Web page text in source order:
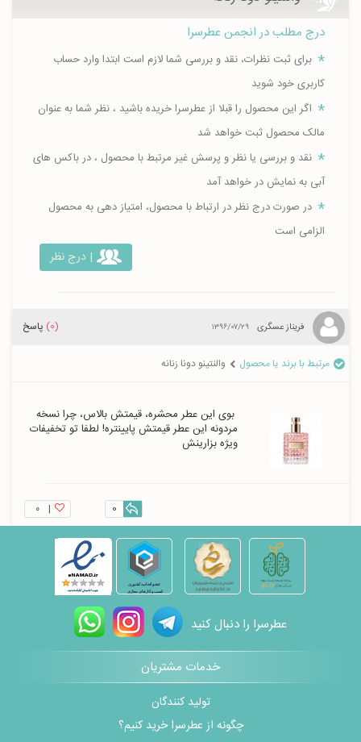
درج مطلب در انجمن عطرسرا
برای ثبت نظرات، نقد و بررسی شما لازم است ابتدا وارد حساب
کاربری خود شوید
اگر این محصول را قبلا از عطرسرا خریده باشید ، نظر شما به عنوان
مالک محصول ثبت خواهد شد
نقد و بررسی یا نظر و پرسش غیر مرتبط با محصول ، در باکس های
آبی به نمایش در خواهد آمد
در صورت درج نظر در ارتباط با محصول، امتیاز دهی به محصول
الزامی است
| درج نظر
فریناز عسگری ۱۳۹۶/۰۷/۲۹ (0) پاسخ
مرتبط با برند یا محصول والنتینو دونا زنانه
بوی این عطر محشره، قیمتش بالاس، چرا نسخه
مردونه این عطر قیمتش پایینتره! لطفا تو تخفیفات
ویژه بزارینش
| ۰ 0
عطرسرا را دنبال کنید
خدمات مشتریان
تولید کنندگان
چگونه از عطرسرا خرید کنیم؟